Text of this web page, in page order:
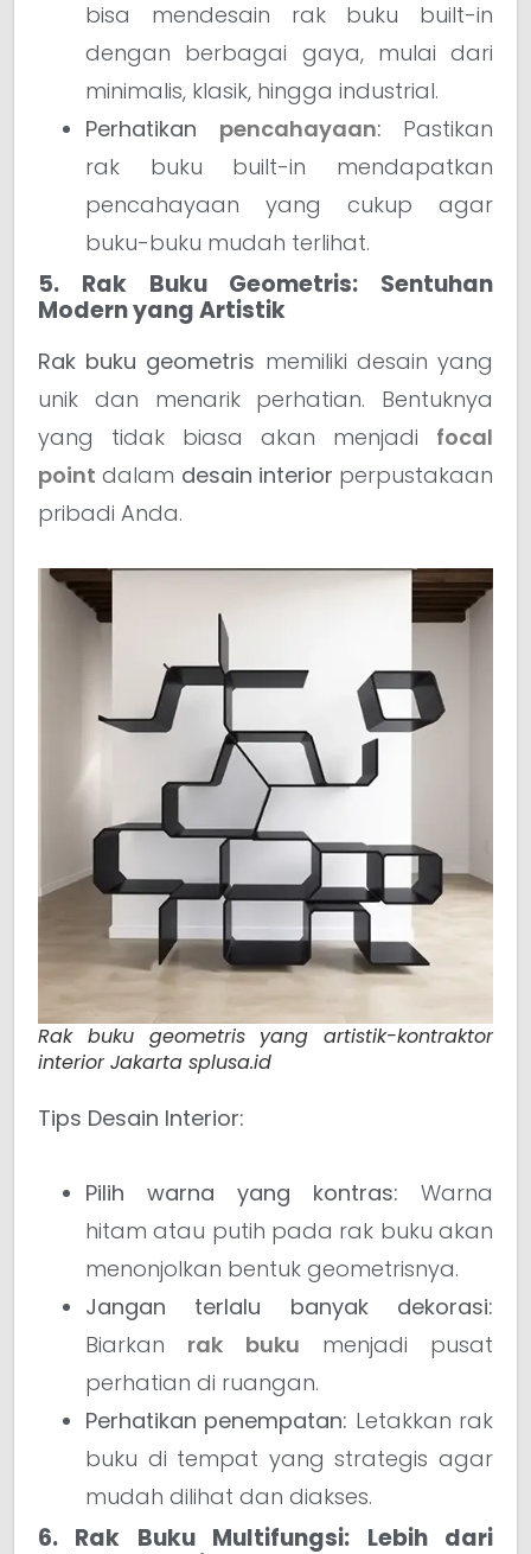
bisa mendesain rak buku built-in
dengan berbagai gaya, mulai dari
minimalis, klasik, hingga industrial.
Perhatikan pencahayaan: Pastikan
rak buku built-in mendapatkan
pencahayaan yang cukup agar
buku-buku mudah terlihat.
5. Rak Buku Geometris: Sentuhan
Modern yang Artistik
Rak buku geometris memiliki desain yang
unik dan menarik perhatian. Bentuknya
yang tidak biasa akan menjadi focal
point dalam desain interior perpustakaan
pribadi Anda.
Rak buku geometris yang artistik-kontraktor
interior Jakarta splusa.id
Tips Desain Interior:
Pilih warna yang kontras: Warna
hitam atau putih pada rak buku akan
menonjolkan bentuk geometrisnya.
Jangan terlalu banyak dekorasi:
Biarkan rak buku menjadi pusat
perhatian di ruangan.
Perhatikan penempatan: Letakkan rak
buku di tempat yang strategis agar
mudah dilihat dan diakses.
6. Rak Buku Multifungsi: Lebih dari